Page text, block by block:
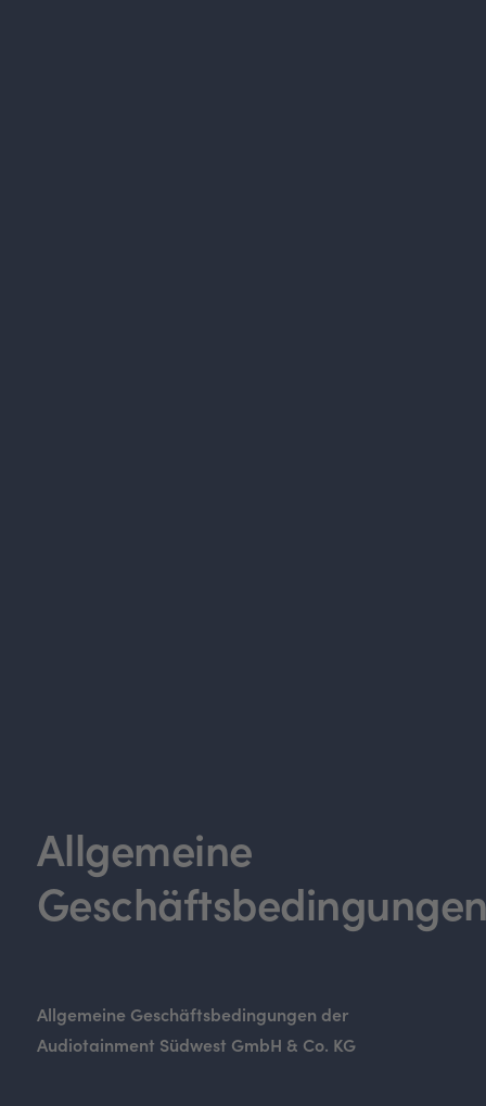
Allgemeine
Allgemeine Geschäftsbedingungen der
Audiotainment Südwest GmbH & Co. KG